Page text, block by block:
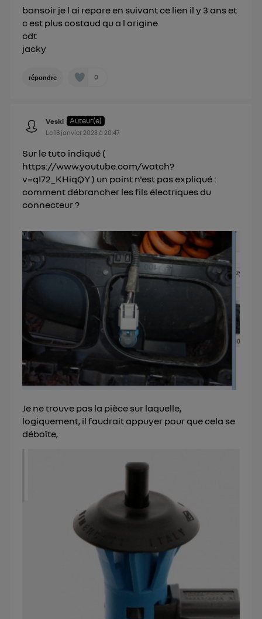
bonsoir je l ai repare en suivant ce lien il y 3 ans et
c est plus costaud qu a l origine
cdt
jacky
répondre 0
Veski Auteur(e)
Le18 janvier 2023 à 20:47
Sur le tuto indiqué (
https://www.youtube.com/watch?
v=qI72_KHiqQY ) un point n'est pas expliqué :
comment débrancher les fils électriques du
connecteur ?
Je ne trouve pas la pièce sur laquelle,
logiquement, il faudrait appuyer pour que cela se
déboîte,